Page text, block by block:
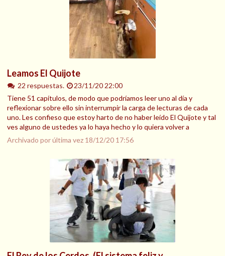
Leamos El Quijote
22 respuestas.
23/11/20 22:00
Tiene 51 capítulos, de modo que podríamos leer uno al día y
reflexionar sobre ello sin interrumpir la carga de lecturas de cada
uno. Les confieso que estoy harto de no haber leído El Quijote y tal
ves alguno de ustedes ya lo haya hecho y lo quiera volver a
Archivado por última vez 18/12/20 17:56